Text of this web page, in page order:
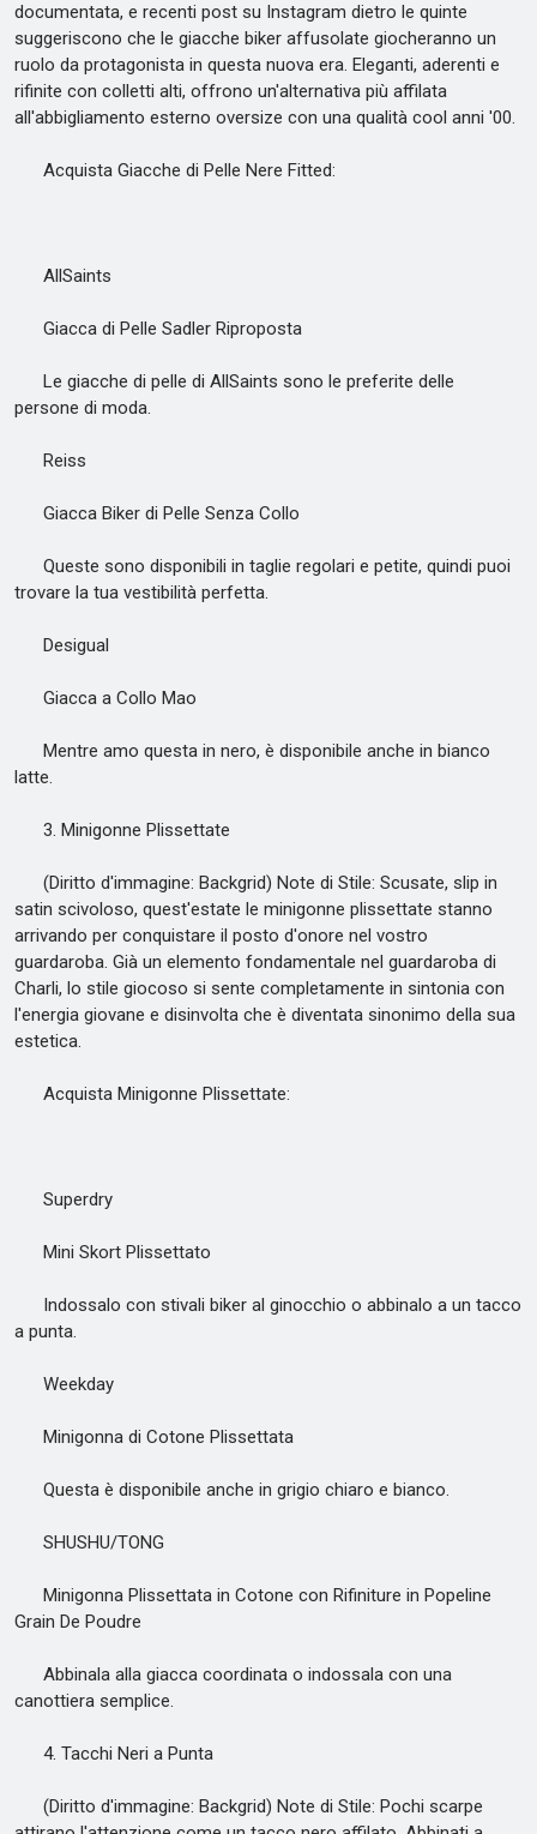
documentata, e recenti post su Instagram dietro le quinte
suggeriscono che le giacche biker affusolate giocheranno un
ruolo da protagonista in questa nuova era. Eleganti, aderenti e
rifinite con colletti alti, offrono un'alternativa più affilata
all'abbigliamento esterno oversize con una qualità cool anni '00.
Acquista Giacche di Pelle Nere Fitted:
AllSaints
Giacca di Pelle Sadler Riproposta
Le giacche di pelle di AllSaints sono le preferite delle
persone di moda.
Reiss
Giacca Biker di Pelle Senza Collo
Queste sono disponibili in taglie regolari e petite, quindi puoi
trovare la tua vestibilità perfetta.
Desigual
Giacca a Collo Mao
Mentre amo questa in nero, è disponibile anche in bianco
latte.
3. Minigonne Plissettate
(Diritto d'immagine: Backgrid) Note di Stile: Scusate, slip in
satin scivoloso, quest'estate le minigonne plissettate stanno
arrivando per conquistare il posto d'onore nel vostro
guardaroba. Già un elemento fondamentale nel guardaroba di
Charli, lo stile giocoso si sente completamente in sintonia con
l'energia giovane e disinvolta che è diventata sinonimo della sua
estetica.
Acquista Minigonne Plissettate:
Superdry
Mini Skort Plissettato
Indossalo con stivali biker al ginocchio o abbinalo a un tacco
a punta.
Weekday
Minigonna di Cotone Plissettata
Questa è disponibile anche in grigio chiaro e bianco.
SHUSHU/TONG
Minigonna Plissettata in Cotone con Rifiniture in Popeline
Grain De Poudre
Abbinala alla giacca coordinata o indossala con una
canottiera semplice.
4. Tacchi Neri a Punta
(Diritto d'immagine: Backgrid) Note di Stile: Pochi scarpe